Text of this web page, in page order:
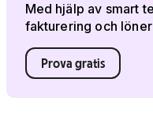
Med hjälp av smart
fakturering och
Prova gratis